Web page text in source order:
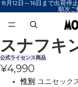
8月12日～16日まで出荷停
順次ご
画
像
を
画
像
を
スナフキ
公式ライセンス商品
¥4,990
性別: ユニセック